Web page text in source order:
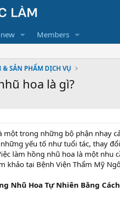
Members
& SẢN PHẨM DỊCH VỤ
hoa là gì?
một trong những bộ phận nhạy
yếu tố như tuổi tác, thay
làm hồng nhũ hoa là một nhu
khảo tại Bệnh Viện Thẩm Mỹ
Nhũ Hoa Tự Nhiên Bằng